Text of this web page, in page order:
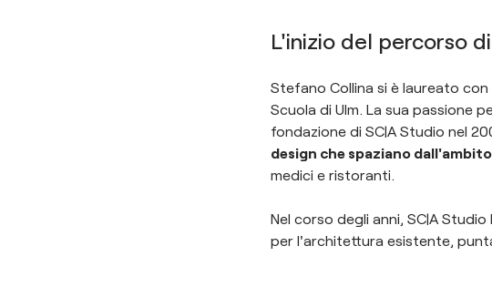
L'inizio del percorso
Stefano Collina si è laureato
Scuola di Ulm. La sua passione
fondazione di SC|A Studio nel
design che spaziano
medici e ristoranti.
Nel corso degli anni, SC|A
per l'architettura esistente,